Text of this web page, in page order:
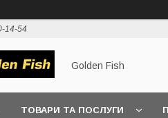
14-54
Golden Fish
ТОВАРИ ТА ПОСЛУГИ